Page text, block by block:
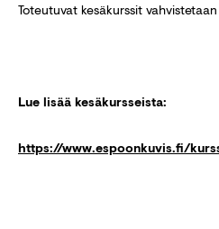
Toteutuvat kesäkurssit
Lue lisää kesäkursseista:
https://www.espoonkuvis.fi/